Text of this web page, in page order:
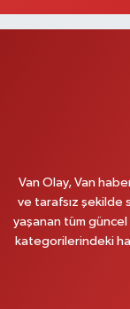
Vanyolu Caddesi Yeni
CUMHURİYET
0 (530) 442 24 65
Yiğit Eczanesi
Van Olay, Van
ve tarafsız şekilde
yaşanan tüm
kategorilerindeki